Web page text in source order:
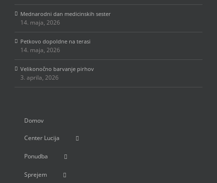
Mednarodni dan medicinskih sester
14. maja, 2026
Petkovo dopoldne na terasi
14. maja, 2026
Velikonočno barvanje pirhov
3. aprila, 2026
Domov
Center Lucija
Ponudba
Sprejem